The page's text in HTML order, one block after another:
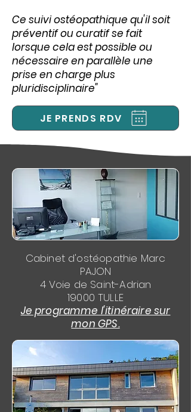
Ce suivi ostéopathique qu'il soit
préventif ou curatif se fait
lorsque cela est possible ou
nécessaire en parallèle une
prise en charge plus
pluridisciplinaire"
JE PRENDS RDV
Cabinet d'ostéopathie Marc
PAJON
4 Voie de Saint-Adrian
19000 TULLE
Je programme l'itinéraire sur
mon GPS.